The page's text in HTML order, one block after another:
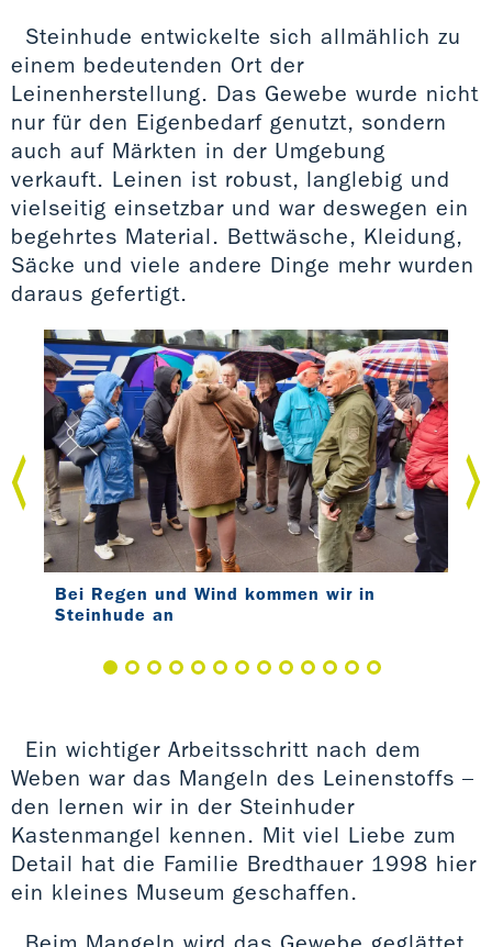
Steinhude entwickelte sich allmählich zu
einem bedeutenden Ort der
Leinenherstellung. Das Gewebe wurde nicht
nur für den Eigenbedarf genutzt, sondern
auch auf Märkten in der Umgebung
verkauft. Leinen ist robust, langlebig und
vielseitig einsetzbar und war deswegen ein
begehrtes Material. Bettwäsche, Kleidung,
Säcke und viele andere Dinge mehr wurden
daraus gefertigt.
Bei Regen und Wind kommen wir in
Steinhude an
Ein wichtiger Arbeitsschritt nach dem
Weben war das Mangeln des Leinenstoffs –
den lernen wir in der Steinhuder
Kastenmangel kennen. Mit viel Liebe zum
Detail hat die Familie Bredthauer 1998 hier
ein kleines Museum geschaffen.